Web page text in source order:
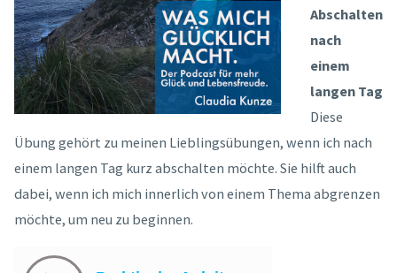
Abschalten
nach
einem
langen Tag
Diese
Übung gehört zu meinen Lieblingsübungen, wenn ich nach
einem langen Tag kurz abschalten möchte. Sie hilft auch
dabei, wenn ich mich innerlich von einem Thema abgrenzen
möchte, um neu zu beginnen.